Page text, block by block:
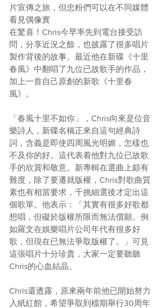
片宣傳之旅，但忠粉們可以在不同媒體
看見偶像實
在驚喜！Chris今早率先到電台接受訪
問，分享近況之餘，也披露了很多唱片
製作背後的故事。最近他在新碟《十里
春風》中翻唱了九位已故歌手的作品，
加上一首自己原創的新歌《十里春
風》。
「春風十里不如你」，Chris向來是位音
樂詩人，新碟名稱正來自這句經典詩
詞，含義是即使四周風光明媚，怎樣也
不及你的好。這代表着他對九位已故歌
手的欣賞和敬意。新專輯在選曲上頗有
難度，除了要遷就版權，Chris對歌曲質
素也有相當要求，千挑細選後才定出這
個歌單。他表示：「其實有很多好歌都
想唱，但礙於版權所限而無法償願。例
如羅文在娛樂唱片公司年代有很多好
歌，但現在已無法爭取版權了。」可見
這張唱片十分珍貴，大家一定要聽聽
Chris的心血結晶。
Chris還透露，原來兩年前他已開始努力
入紙紅館，希望爭取到檔期舉行30周年